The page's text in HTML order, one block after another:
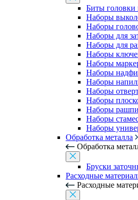
Биты головки
Наборы
Наборы
Наборы для
Наборы для
Наборы
Наборы
Наборы
Наборы
Наборы
Наборы
Наборы
Наборы
Наборы
Обработка металла
Обработка
Бруски
Расходные
Расходные